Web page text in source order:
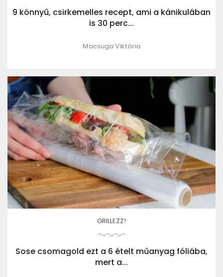
9 könnyű, csirkemelles recept, ami a kánikulában
is 30 perc...
Macsuga Viktória
GRILLEZZ!
Sose csomagold ezt a 6 ételt műanyag fóliába,
mert a...